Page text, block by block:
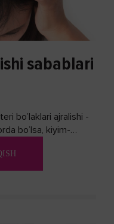
sabablari
bo’laklari ajralishi -
bo’lsa, kiyim-